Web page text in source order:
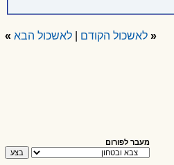
« לאשכול הקודם |לאשכול הבא »
מעבר לפורום